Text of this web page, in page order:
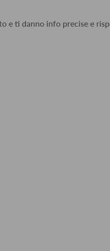
e ti danno info precise e